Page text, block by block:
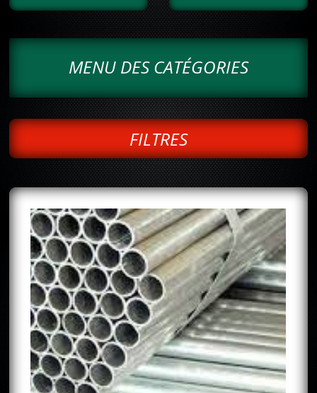
MENU DES CATÉGORIES
FILTRES